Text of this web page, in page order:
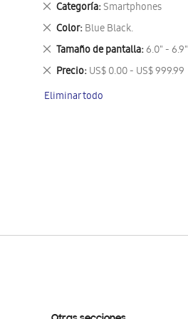
Categoría Smartphones
Eliminar
este
artículo
Color Blue Black.
Eliminar
este
artículo
Tamaño de pantalla 6.0" - 6.9"
Eliminar
este
artículo
Precio US$ 0.00 - US$ 999.99
Eliminar
artículo
Eliminar todo